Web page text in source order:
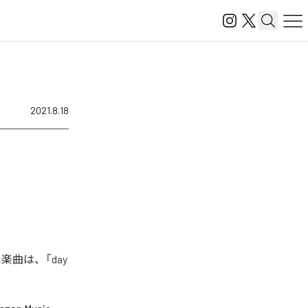
2021.8.18
曲は、「day